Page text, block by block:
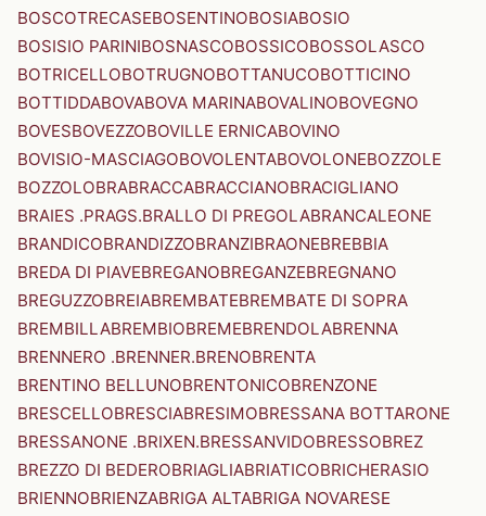
BOSCOTRECASEBOSENTINOBOSIABOSIO
BOSISIO PARINIBOSNASCOBOSSICOBOSSOLASCO
BOTRICELLOBOTRUGNOBOTTANUCOBOTTICINO
BOTTIDDABOVABOVA MARINABOVALINOBOVEGNO
BOVESBOVEZZOBOVILLE ERNICABOVINO
BOVISIO-MASCIAGOBOVOLENTABOVOLONEBOZZOLE
BOZZOLOBRABRACCABRACCIANOBRACIGLIANO
BRAIES .PRAGS.BRALLO DI PREGOLABRANCALEONE
BRANDICOBRANDIZZOBRANZIBRAONEBREBBIA
BREDA DI PIAVEBREGANOBREGANZEBREGNANO
BREGUZZOBREIABREMBATEBREMBATE DI SOPRA
BREMBILLABREMBIOBREMEBRENDOLABRENNA
BRENNERO .BRENNER.BRENOBRENTA
BRENTINO BELLUNOBRENTONICOBRENZONE
BRESCELLOBRESCIABRESIMOBRESSANA BOTTARONE
BRESSANONE .BRIXEN.BRESSANVIDOBRESSOBREZ
BREZZO DI BEDEROBRIAGLIABRIATICOBRICHERASIO
BRIENNOBRIENZABRIGA ALTABRIGA NOVARESE